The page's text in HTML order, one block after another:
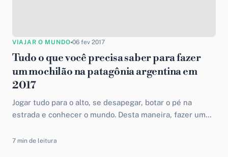
VIAJAR O MUNDO 06 fev 2017
Tudo o que você precisa saber para fazer
um mochilão na patagônia argentina em
2017
Jogar tudo para o alto, se desapegar, botar o pé na
estrada e conhecer o mundo. Desta maneira, fazer um
7 min de leitura